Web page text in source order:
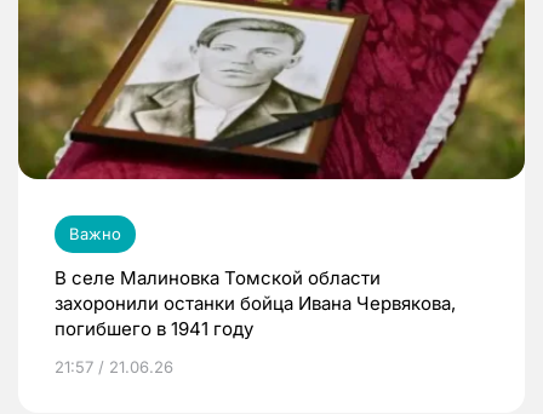
Важно
В селе Малиновка Томской области
захоронили останки бойца Ивана Червякова,
погибшего в 1941 году
21:57 / 21.06.26